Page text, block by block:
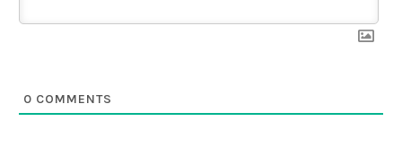
0 COMMENTS